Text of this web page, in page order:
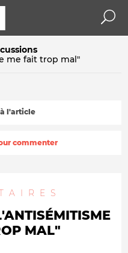
me fait trop mal"
l'article
commenter
MAL"